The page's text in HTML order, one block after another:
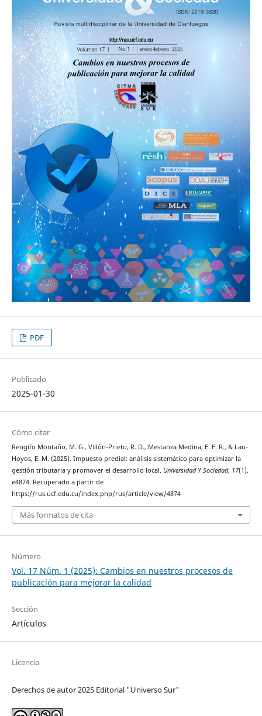
PDF
Publicado
2025-01-30
Cómo citar
Rengifo Montaño, M. G., Villón-Prieto, R. D., Mestanza Medina, E. F. R., & Lau-
Hoyos, E. M. (2025). Impuesto predial: análisis sistemático para optimizar la
gestión tributaria y promover el desarrollo local. Universidad Y Sociedad, 17(1),
e4874. Recuperado a partir de
https://rus.ucf.edu.cu/index.php/rus/article/view/4874
Más formatos de cita
Número
Vol. 17 Núm. 1 (2025): Cambios en nuestros procesos de
publicación para mejorar la calidad
Sección
Artículos
Licencia
Derechos de autor 2025 Editorial "Universo Sur"